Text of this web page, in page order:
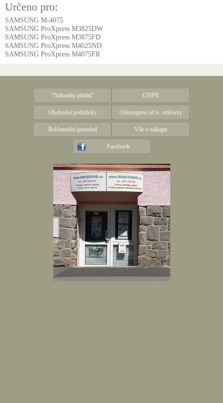
Určeno pro:
SAMSUNG M-4075
SAMSUNG ProXpress M3825DW
SAMSUNG ProXpress M3875FD
SAMSUNG ProXpress M4025ND
SAMSUNG ProXpress M4075FR
"Náhradní plnění" GDPR
Obchodní podmínky Odstoupení od k. smlouvy
Reklamační protokol Vše o nákupu
Facebook